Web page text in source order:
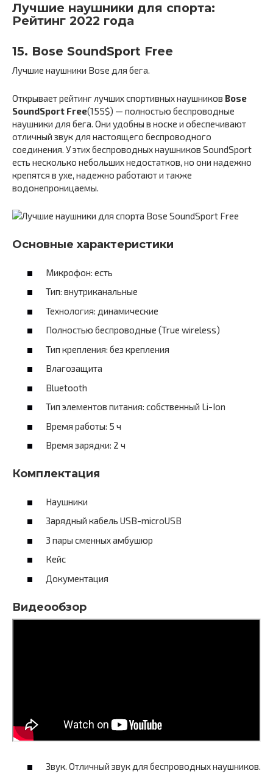
Лучшие наушники для спорта:
Рейтинг 2022 года
15. Bose SoundSport Free
Лучшие наушники Bose для бега.
Открывает рейтинг лучших спортивных наушников Bose
SoundSport Free(155$) — полностью беспроводные
наушники для бега. Они удобны в носке и обеспечивают
отличный звук для настоящего беспроводного
соединения. У этих беспроводных наушников SoundSport
есть несколько небольших недостатков, но они надежно
крепятся в ухе, надежно работают и также
водонепроницаемы.
Основные характеристики
Микрофон: есть
Тип: внутриканальные
Технология: динамические
Полностью беспроводные (True wireless)
Тип крепления: без крепления
Влагозащита
Bluetooth
Тип элементов питания: собственный Li-Ion
Время работы: 5 ч
Время зарядки: 2 ч
Комплектация
Наушники
Зарядный кабель USB-microUSB
3 пары сменных амбушюр
Кейс
Документация
Видеообзор
Звук. Отличный звук для беспроводных наушников.